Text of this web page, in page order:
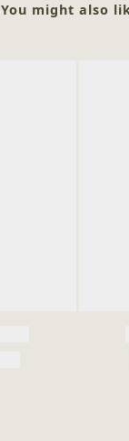
You might also